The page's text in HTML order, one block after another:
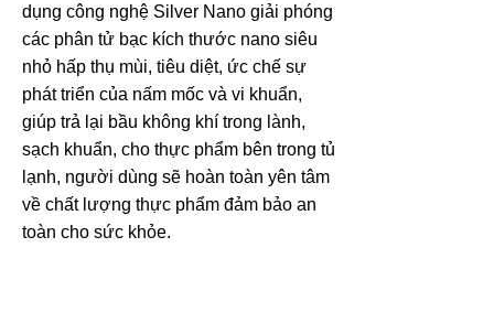
dụng công nghệ Silver Nano giải phóng
các phân tử bạc kích thước nano siêu
nhỏ hấp thụ mùi, tiêu diệt, ức chế sự
phát triển của nấm mốc và vi khuẩn,
giúp trả lại bầu không khí trong lành,
sạch khuẩn, cho thực phẩm bên trong tủ
lạnh, người dùng sẽ hoàn toàn yên tâm
về chất lượng thực phẩm đảm bảo an
toàn cho sức khỏe.